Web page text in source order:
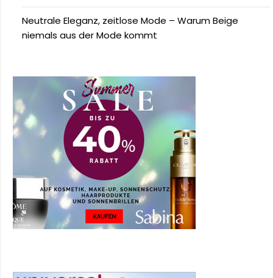
Neutrale Eleganz, zeitlose Mode – Warum Beige
niemals aus der Mode kommt